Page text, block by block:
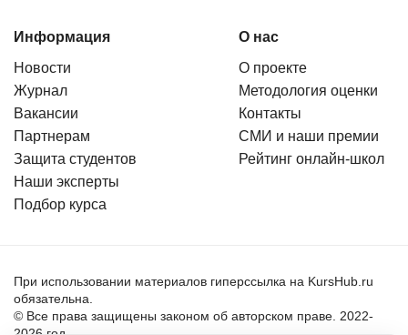
Информация
Новости
Журнал
Вакансии
Партнерам
Защита студентов
Наши эксперты
Подбор курса
О нас
О проекте
Методология оценки
Контакты
СМИ и наши премии
Рейтинг онлайн-школ
При использовании материалов гиперссылка на KursHub.ru
обязательна.
© Все права защищены законом об авторском праве. 2022-